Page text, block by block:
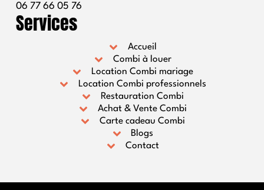
06 77 66 05 76
Services
Accueil
Combi à louer
Location Combi mariage
Location Combi professionnels
Restauration Combi
Achat & Vente Combi
Carte cadeau Combi
Blogs
Contact